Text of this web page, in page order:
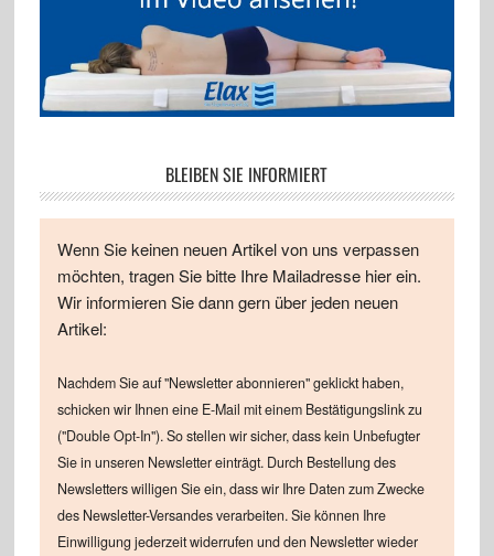
BLEIBEN SIE INFORMIERT
Wenn Sie keinen neuen Artikel von uns verpassen
möchten, tragen Sie bitte Ihre Mailadresse hier ein.
Wir informieren Sie dann gern über jeden neuen
Artikel:
Nachdem Sie auf "Newsletter abonnieren" geklickt haben,
schicken wir Ihnen eine E-Mail mit einem Bestätigungslink zu
("Double Opt-In"). So stellen wir sicher, dass kein Unbefugter
Sie in unseren Newsletter einträgt. Durch Bestellung des
Newsletters willigen Sie ein, dass wir Ihre Daten zum Zwecke
des Newsletter-Versandes verarbeiten. Sie können Ihre
Einwilligung jederzeit widerrufen und den Newsletter wieder